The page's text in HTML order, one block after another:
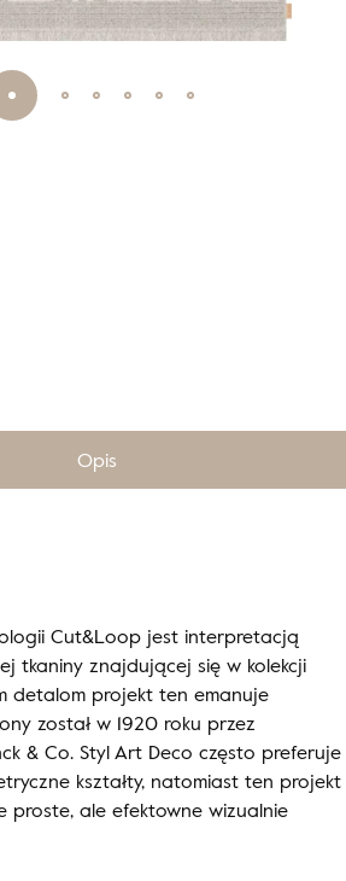
Opis
Cut&Loop jest interpretacją
tkaniny znajdującej się w kolekcji
detalom projekt ten emanuje
został w 1920 roku przez
& Co. Styl Art Deco często preferuje
kształty, natomiast ten projekt
proste, ale efektowne wizualnie